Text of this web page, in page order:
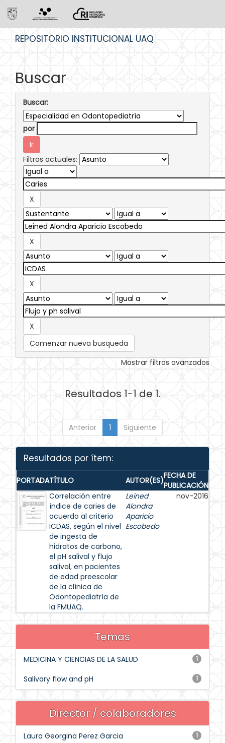
REPOSITORIO INSTITUCIONAL UAQ
Buscar
Buscar:
por
Filtros actuales:
Comenzar nueva busqueda
Mostrar filtros avanzados
Resultados 1-1 de 1.
Anterior 1 Siguiente
Resultados por ítem:
PORTADATÍTULO AUTOR(ES)FECHA DE
PUBLICACIÓN
Correlación entre
índice de caries de
acuerdo al criterio
ICDAS, según el nivel
de ingesta de
hidratos de carbono,
el pH salival y flujo
salival, en pacientes
de edad preescolar
de la clínica de
Odontopediatría de
la FMUAQ.
Leined
Alondra
Aparicio
Escobedo
nov-2016
Temas
1
MEDICINA Y CIENCIAS DE LA SALUD
1
Salivary flow and pH
Director / colaboradores
1
Laura Georgina Perez Garcia